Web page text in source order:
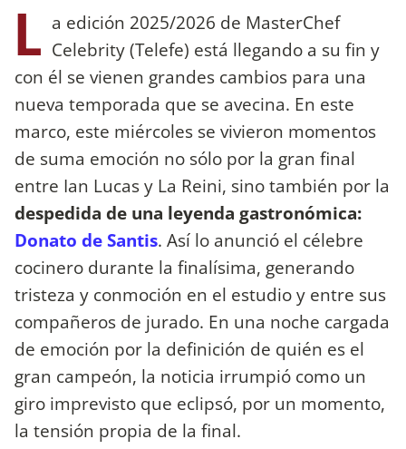
L a edición 2025/2026 de MasterChef
Celebrity (Telefe) está llegando a su fin y
con él se vienen grandes cambios para una
nueva temporada que se avecina. En este
marco, este miércoles se vivieron momentos
de suma emoción no sólo por la gran final
entre Ian Lucas y La Reini, sino también por la
despedida de una leyenda gastronómica:
Donato de Santis. Así lo anunció el célebre
cocinero durante la finalísima, generando
tristeza y conmoción en el estudio y entre sus
compañeros de jurado. En una noche cargada
de emoción por la definición de quién es el
gran campeón, la noticia irrumpió como un
giro imprevisto que eclipsó, por un momento,
la tensión propia de la final.